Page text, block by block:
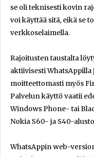
se oli teknisesti kovin
voi käyttää sitä, eikä se
verkkoselaimella.
Rajoitusten taustalta
aktiivisesti
moitteettomasti myös
Palvelun käyttö vaatii
Windows Phone- tai
Nokia S60- ja S40-
WhatsAppin web-